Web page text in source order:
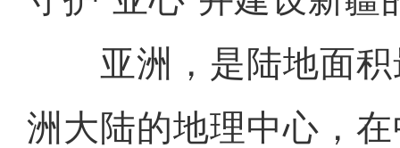
亚洲，是陆地面积
洲大陆的地理中心，